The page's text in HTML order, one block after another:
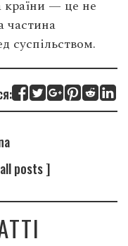
країни — це не
частина
суспільством.
posts ]